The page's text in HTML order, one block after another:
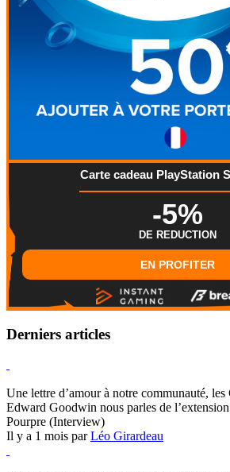
Carte cadeau PlayStation
-5%
DE REDUCTION
EN PROFITER
Derniers articles
Une lettre d’amour à notre communauté,
Edward Goodwin nous parles de
Pourpre (Interview)
Il y a 1 mois parLéo Girardeau